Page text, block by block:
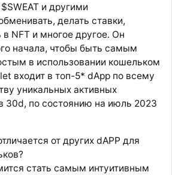
и другими
делать ставки,
в NFT и многое другое. Он
начала, чтобы быть самым
в использовании кошельком
входит в топ-5* dApp по всему
уникальных активных
30d, по состоянию на июль 2023
от других dAPP для
стать самым интуитивным